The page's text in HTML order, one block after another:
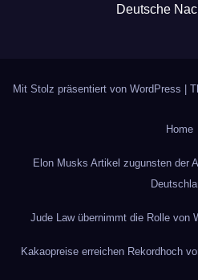
Deutsche
Mit Stolz präsentiert von WordPress
Home
Elon Musks Artikel zugunsten der
Jude Law übernimmt die Rolle von
Kakaopreise erreichen Rekordhoch